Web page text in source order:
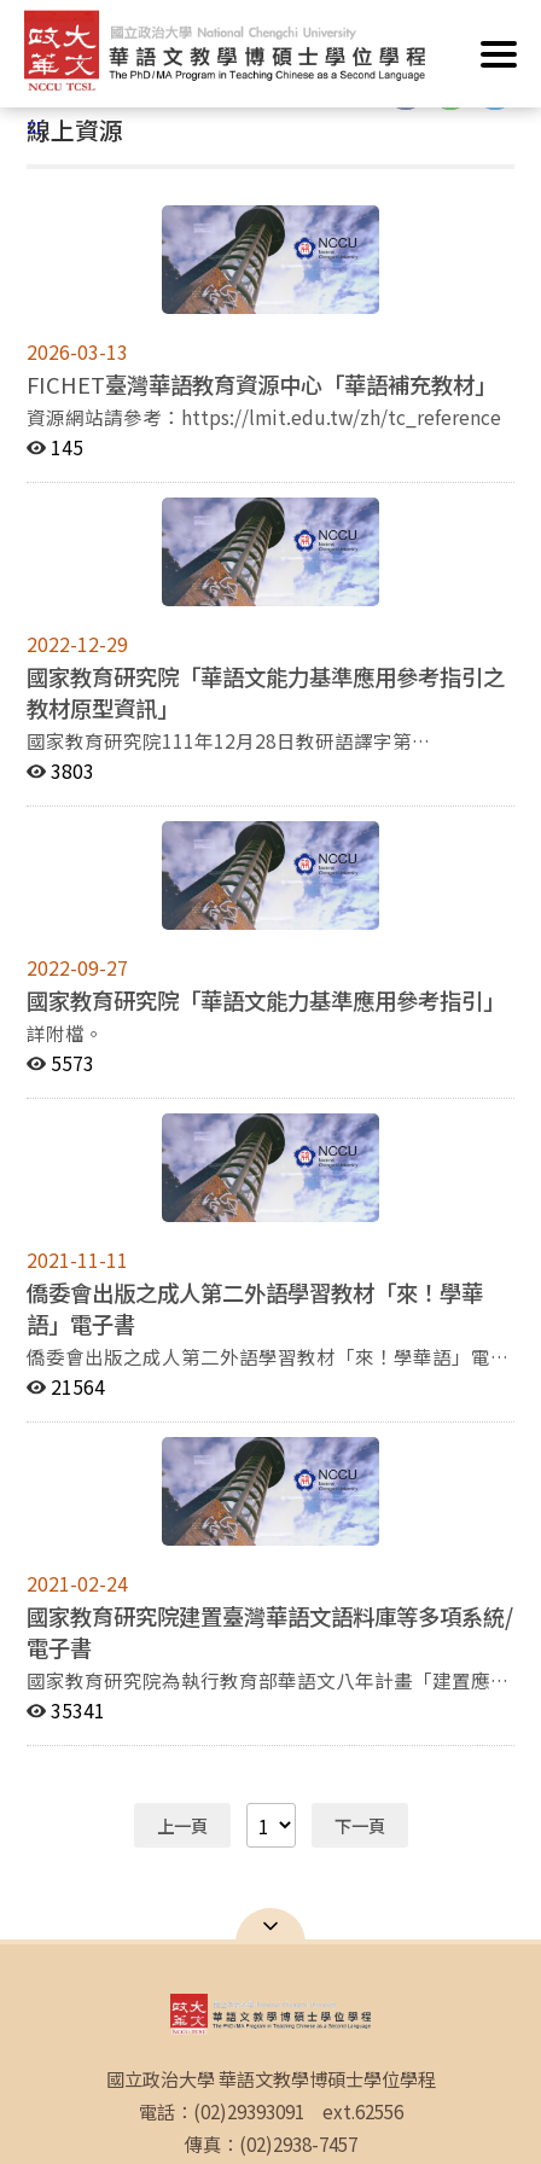
跳
到
主
要
內
首頁 / 表格下載/線上資源
:::
:::
線上資源
2026-03-13
FICHET臺灣華語教育資源中心「華語補充教材」
資源網站請參考：https://lmit.edu.tw/zh/tc_reference
145
2022-12-29
國家教育研究院「華語文能力基準應用參考指引之
教材原型資訊」
國家教育研究院111年12月28日教研語譯字第
1111303754號來文： 國家教育研究院院執行教育部補助
原型12篇，並上傳至語料庫與能力基準整合應用系統：
https://coct.naer.edu.tw/download/Reference_Materia
3803
2022-09-27
國家教育研究院「華語文能力基準應用參考指引」
詳附檔。
5573
2021-11-11
僑委會出版之成人第二外語學習教材「來！學華
語」電子書
僑委會出版之成人第二外語學習教材「來！學華語」電子
書https://pse.is/3rpwjt 說明： 僑委會為向海外推廣具臺
地區成立18所「臺灣華語文學習中心」，以18歲以上主
流社會成人為對象開設相關華語文教學課程。本會並特別
編製成人第二外語教材「來！學華語」，做為全球各地
「臺灣華語文學習中心」共通使用教材。
21564
2021-02-24
國家教育研究院建置臺灣華語文語料庫等多項系統/
電子書
國家教育研究院為執行教育部華語文八年計畫「建置應用
語料庫及標準體系」，除完成建置臺灣華語文語料庫及華
準》https://reurl.cc/L07gmK； 《臺灣華語文語料庫
──華語文教與學的必備工具》
文基礎詞語彙編》https://reurl.cc/Q76g6q； 《跨域趨勢
──臺灣華語文語料庫與能力基準整合應用系統》
應用系統》https://coct.naer.edu.tw
35341
上一頁 下一頁
國立政治大學 華語文教學博碩士學位學程
電話：(02)29393091 ext.62556
傳真：(02)2938-7457